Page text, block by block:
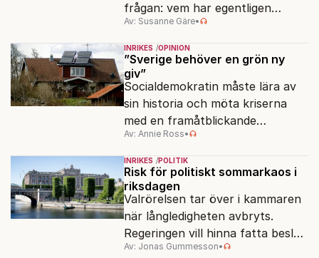
frågan: vem har egentligen
ansvar för Sveriges
vattenresurser?
Av: Susanne Gäre•
INRIKES OPINION
”Sverige behöver en grön ny
giv”
Socialdemokratin måste lära av
sin historia och möta kriserna
med en framåtblickande
strukturpolitik för att göra
Sverige långsiktigt hållbart,
jämlikt och kriståligt.
Av: Annie Ross•
INRIKES POLITIK
Risk för politiskt sommarkaos i
riksdagen
Valrörelsen tar över i kammaren
när långledigheten avbryts.
Regeringen vill hinna fatta beslut
före valet – men oppositionen
Av: Jonas Gummesson•